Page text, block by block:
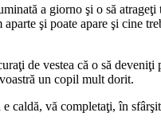
a giorno şi o să
aparte şi poate apare şi cine
de vestea că o să deveniţi
un copil mult dorit.
caldă, vă completaţi, în